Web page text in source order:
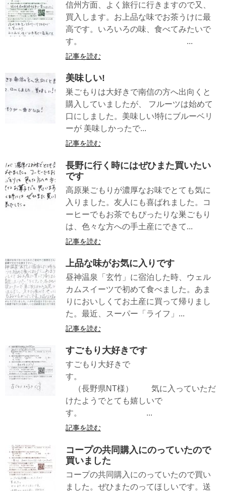
信州方面、よく旅行に行きますので又、
買入します。お上品な味でお茶うけに最
高です。いろいろの味、食べてみたいで
す。 ...
記事を読む
美味しい!
巣ごもりは大好きで南信の方へ出向くと
購入していましたが、 フルーツは始めて
口にしました。美味しい!特にブルーベリ
ーが 美味しかったで...
記事を読む
長野に行く時にはぜひまた買いたい
です
高原巣ごもりが濃厚なお味でとても気に
入りました。友人にも喜ばれました。コ
ーヒーでもお茶でもぴったりな巣ごもり
は、色々な方への手土産にできて...
記事を読む
上品な味がお気に入りです
昼神温泉「玄竹」に宿泊した時、ウェル
カムスイーツで初めて食べました。あま
りにおいしくてお土産に買って帰りまし
た。最近、スーパー「ライフ」...
記事を読む
すごもり大好きです
すごもり大好きで
す。
（長野県NT様） 気に入っていただ
けたようでとても嬉しいで
す。 ...
記事を読む
コープの共同購入にのっていたので
買いました
コープの共同購入にのっていたので買い
ました。ぜひまたのってほしいです。送